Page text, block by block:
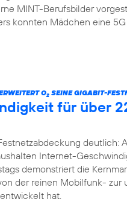
MINT-Berufsbilder
konnten Mädchen eine 5G
O2 SEINE GIGABIT-
für über
deutlich:
Internet-
demonstriert die
der reinen Mobilfunk- zur
hat.